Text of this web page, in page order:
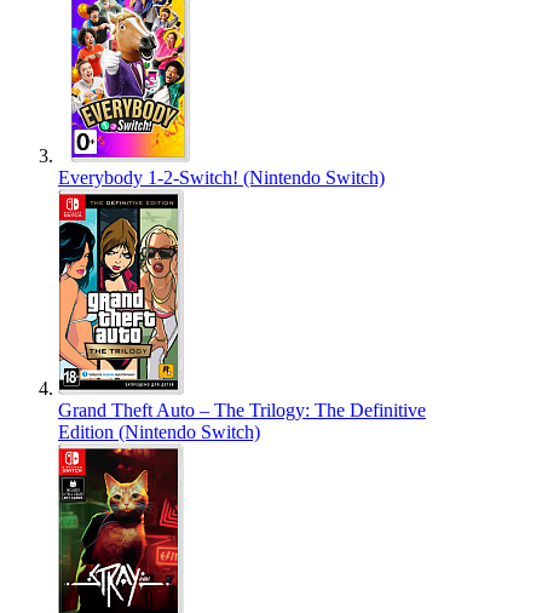
Everybody 1-2-Switch! (Nintendo Switch)
Grand Theft Auto – The Trilogy: The Definitive
Edition (Nintendo Switch)